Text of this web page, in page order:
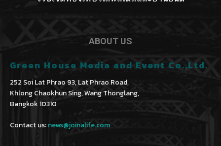
ABOUT US
Green House Media and Event Co.,Ltd.
252 Soi Lat Phrao 93, Lat Phrao Road,
Khlong Chaokhun Sing, Wang Thonglang,
Bangkok 10310
Contact us:news@joinalife.com